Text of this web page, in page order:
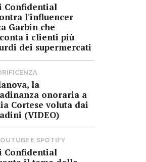
Confidential
l'influencer
Garbin che
i clienti più
dei supermercati
la
onoraria a
Cortese voluta dai
(VIDEO)
E SPOTIFY
Confidential